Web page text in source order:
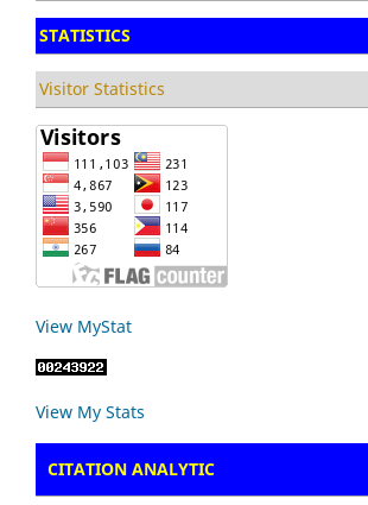
STATISTICS
Visitor Statistics
View MyStat
View My Stats
CITATION ANALYTIC